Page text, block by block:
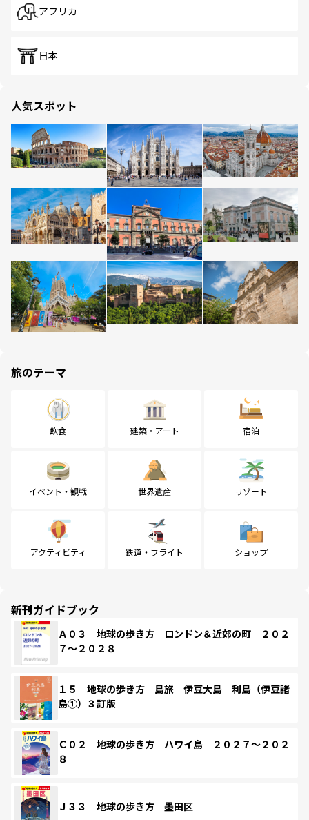
アフリカ
日本
人気スポット
旅のテーマ
飲食 建築・アート 宿泊
イベント・観戦 世界遺産 リゾート
アクティビティ 鉄道・フライト ショップ
新刊ガイドブック
Ａ０３ 地球の歩き方 ロンドン＆近郊の町 ２０２
７～２０２８
１５ 地球の歩き方 島旅 伊豆大島 利島（伊豆諸
島①）３訂版
Ｃ０２ 地球の歩き方 ハワイ島 ２０２７～２０２
８
Ｊ３３ 地球の歩き方 墨田区